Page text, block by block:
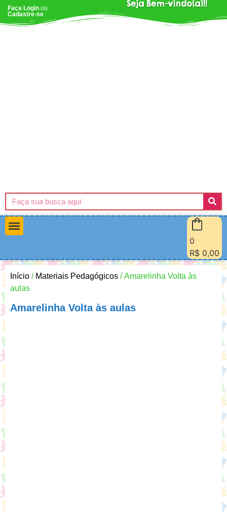
Faça Login ou
Cadastre-se
Seja Bem-vindo(a)!!
0
R$ 0,00
Início / Materiais Pedagógicos / Amarelinha Volta às
aulas
Amarelinha Volta às aulas